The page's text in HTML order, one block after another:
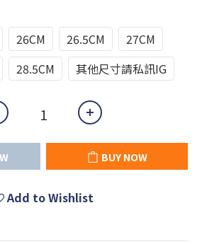
26CM 26.5CM
27CM
28.5CM 其他尺寸請私訊IG
BUY NOW
Add to Wishlist